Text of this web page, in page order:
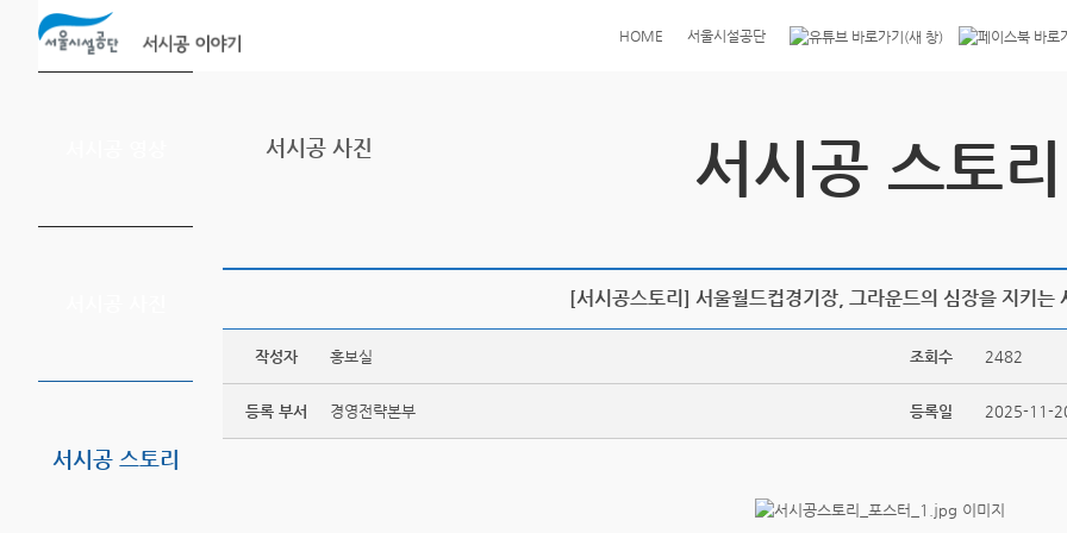
본문바로가기
HOME 서울시설공단
서시공 스토리
서시공 스토리
서시공 사진
[서시공스토리] 서울월드컵경기장, 그라운드의 심장을 지키는
작성자 홍보실 조회수 2482
등록 부서 경영전략본부 등록일 2025-11-